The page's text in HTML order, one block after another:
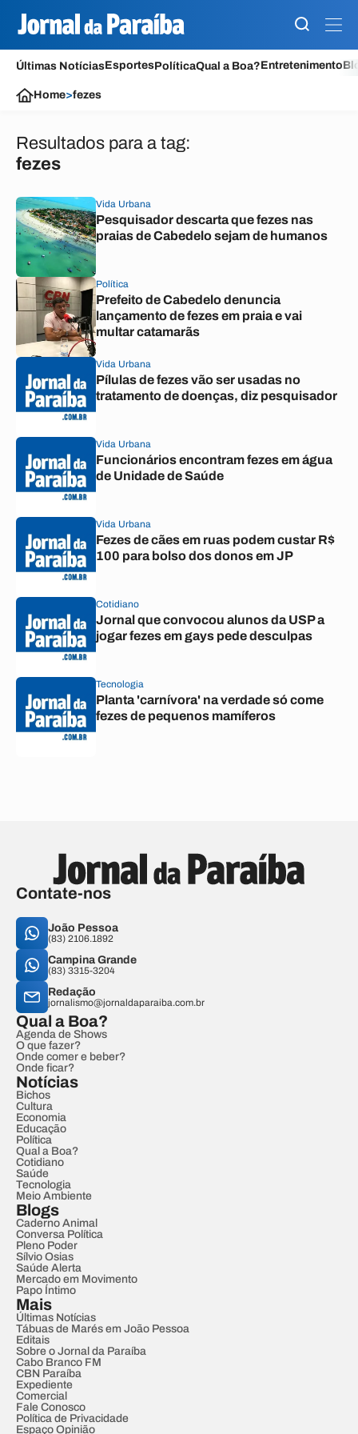
Últimas NotíciasEsportesPolíticaQual a Boa?Entretenimento
Home>fezes
Resultados para a tag:
fezes
Vida Urbana
Pesquisador descarta que fezes nas
praias de Cabedelo sejam de humanos
Política
Prefeito de Cabedelo denuncia
lançamento de fezes em praia e vai
multar catamarãs
Vida Urbana
Pílulas de fezes vão ser usadas no
tratamento de doenças, diz pesquisador
Vida Urbana
Funcionários encontram fezes em água
de Unidade de Saúde
Vida Urbana
Fezes de cães em ruas podem custar R$
100 para bolso dos donos em JP
Cotidiano
Jornal que convocou alunos da USP a
jogar fezes em gays pede desculpas
Tecnologia
Planta 'carnívora' na verdade só come
fezes de pequenos mamíferos
Contate-nos
João Pessoa
(83) 2106.1892
Campina Grande
(83) 3315-3204
Redação
jornalismo@jornaldaparaiba.com.br
Qual a Boa?
Agenda de Shows
O que fazer?
Onde comer e beber?
Onde ficar?
Notícias
Bichos
Cultura
Economia
Educação
Política
Qual a Boa?
Cotidiano
Saúde
Tecnologia
Meio Ambiente
Blogs
Caderno Animal
Conversa Política
Pleno Poder
Sílvio Osias
Saúde Alerta
Mercado em Movimento
Papo Íntimo
Mais
Últimas Notícias
Tábuas de Marés em João Pessoa
Editais
Sobre o Jornal da Paraíba
Cabo Branco FM
CBN Paraíba
Expediente
Comercial
Fale Conosco
Política de Privacidade
Espaço Opinião